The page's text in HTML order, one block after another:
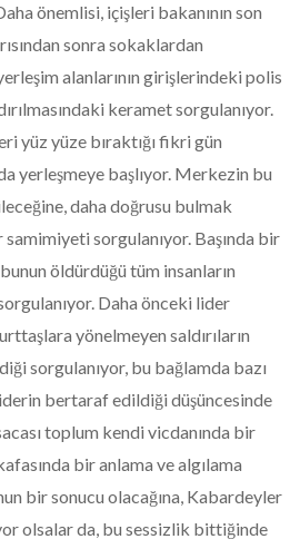
önemlisi, içişleri bakanının son
sonra sokaklardan
alanlarının girişlerindeki polis
keramet sorgulanıyor.
yüz yüze bıraktığı fikri gün
yerleşmeye başlıyor. Merkezin bu
daha doğrusu bulmak
sorgulanıyor. Başında bir
öldürdüğü tüm insanların
Daha önceki lider
yönelmeyen saldırıların
sorgulanıyor, bu bağlamda bazı
bertaraf edildiği düşüncesinde
toplum kendi vicdanında bir
bir anlama ve algılama
bir sonucu olacağına, Kabardeyler
olsalar da, bu sessizlik bittiğinde